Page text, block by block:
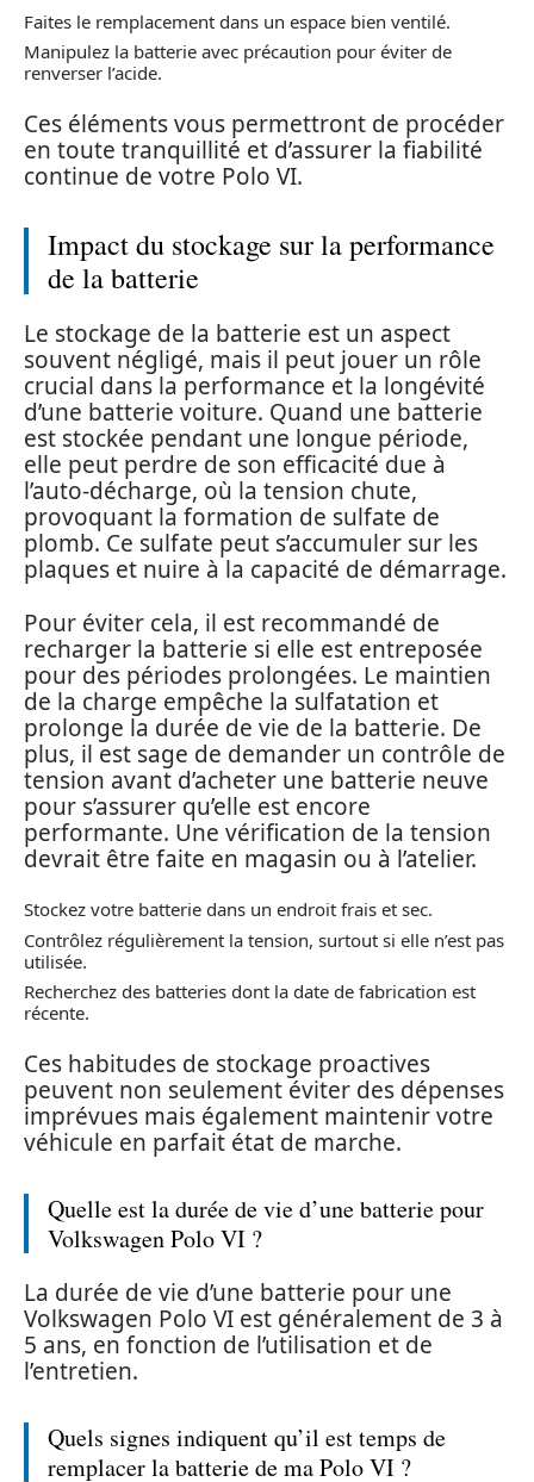
Faites le remplacement dans un espace bien ventilé.
Manipulez la batterie avec précaution pour éviter de
renverser l’acide.
Ces éléments vous permettront de procéder
en toute tranquillité et d’assurer la fiabilité
continue de votre Polo VI.
Impact du stockage sur la performance
de la batterie
Le stockage de la batterie est un aspect
souvent négligé, mais il peut jouer un rôle
crucial dans la performance et la longévité
d’une batterie voiture. Quand une batterie
est stockée pendant une longue période,
elle peut perdre de son efficacité due à
l’auto-décharge, où la tension chute,
provoquant la formation de sulfate de
plomb. Ce sulfate peut s’accumuler sur les
plaques et nuire à la capacité de démarrage.
Pour éviter cela, il est recommandé de
recharger la batterie si elle est entreposée
pour des périodes prolongées. Le maintien
de la charge empêche la sulfatation et
prolonge la durée de vie de la batterie. De
plus, il est sage de demander un contrôle de
tension avant d’acheter une batterie neuve
pour s’assurer qu’elle est encore
performante. Une vérification de la tension
devrait être faite en magasin ou à l’atelier.
Stockez votre batterie dans un endroit frais et sec.
Contrôlez régulièrement la tension, surtout si elle n’est pas
utilisée.
Recherchez des batteries dont la date de fabrication est
récente.
Ces habitudes de stockage proactives
peuvent non seulement éviter des dépenses
imprévues mais également maintenir votre
véhicule en parfait état de marche.
Quelle est la durée de vie d’une batterie pour
Volkswagen Polo VI ?
La durée de vie d’une batterie pour une
Volkswagen Polo VI est généralement de 3 à
5 ans, en fonction de l’utilisation et de
l’entretien.
Quels signes indiquent qu’il est temps de
remplacer la batterie de ma Polo VI ?